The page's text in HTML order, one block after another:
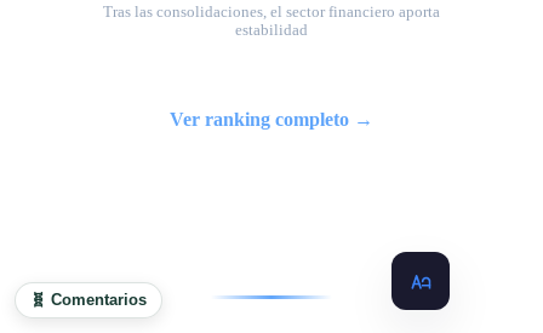
Tras las consolidaciones, el sector financiero aporta
estabilidad
Ver ranking completo →
🧬 Comentarios